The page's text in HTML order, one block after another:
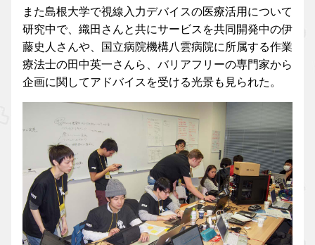
また島根大学で視線入力デバイスの医療活用について
研究中で、織田さんと共にサービスを共同開発中の伊
藤史人さんや、国立病院機構八雲病院に所属する作業
療法士の田中英一さんら、バリアフリーの専門家から
企画に関してアドバイスを受ける光景も見られた。